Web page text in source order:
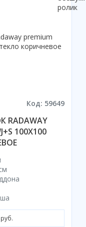
Код: 59649
100X100